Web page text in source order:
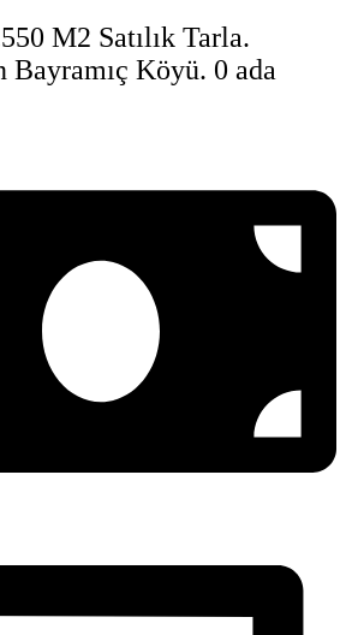
M2 Satılık Tarla.
Bayramıç Köyü. 0 ada